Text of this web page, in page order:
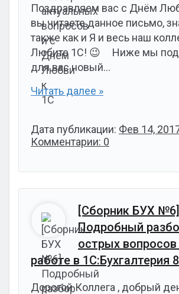
Поздравляем вас с Днём
вы читаете данное письмо,
также как и Я и весь наш
Любите 1С! 😉 Ниже мы
для вас новый…
Читать далее »
Дата публикации: Фев 14,
Комментарии: 0
[Сборник БУХ №6]
Подробный
острых вопросов
работе в 1С:Бухгалтерия 8
Дорогой Коллега , добрый